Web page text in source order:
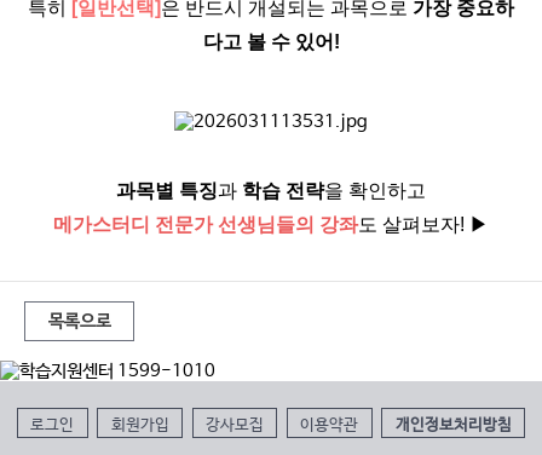
특히
[일반선택]은 반드시 개설되는 과목으로 가장 중요하
다고 볼 수 있어!
과목별 특징과 학습 전략을 확인하고
메가스터디 전문가 선생님들의 강좌도 살펴보 자! ▶
목록으로
로그인 회원가입 강사모집 이용약관 개인정보처리방침